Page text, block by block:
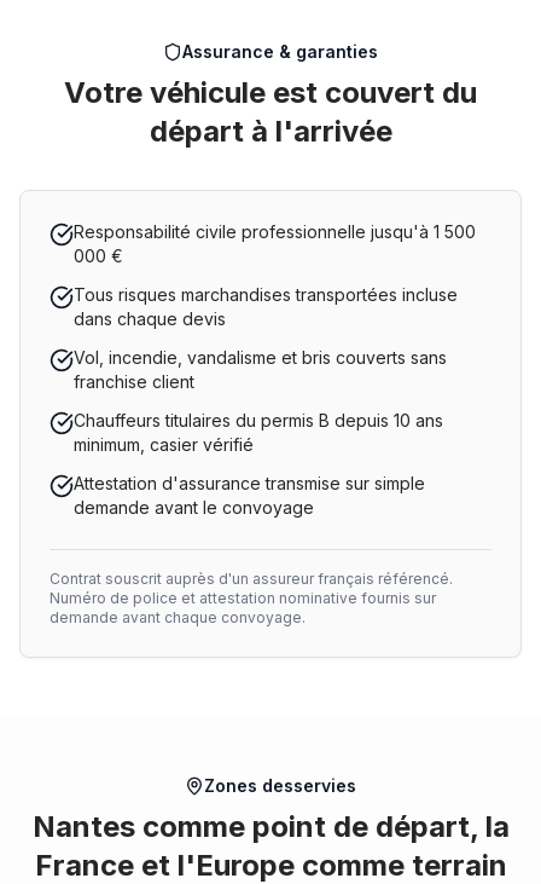
Assurance & garanties
Votre véhicule est couvert du
départ à l'arrivée
Responsabilité civile professionnelle jusqu'à 1 500
000 €
Tous risques marchandises transportées incluse
dans chaque devis
Vol, incendie, vandalisme et bris couverts sans
franchise client
Chauffeurs titulaires du permis B depuis 10 ans
minimum, casier vérifié
Attestation d'assurance transmise sur simple
demande avant le convoyage
Contrat souscrit auprès d'un assureur français référencé.
Numéro de police et attestation nominative fournis sur
demande avant chaque convoyage.
Zones desservies
Nantes comme point de départ, la
France et l'Europe comme terrain